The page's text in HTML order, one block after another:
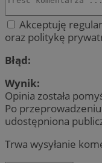
Akceptuję
oraz politykę
Błąd:
Wynik:
Opinia została
Po
udostępniona
Trwa wysyłanie